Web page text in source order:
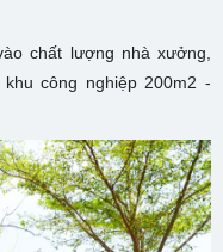
chất lượng nhà xưởng,
công nghiệp 200m2 -